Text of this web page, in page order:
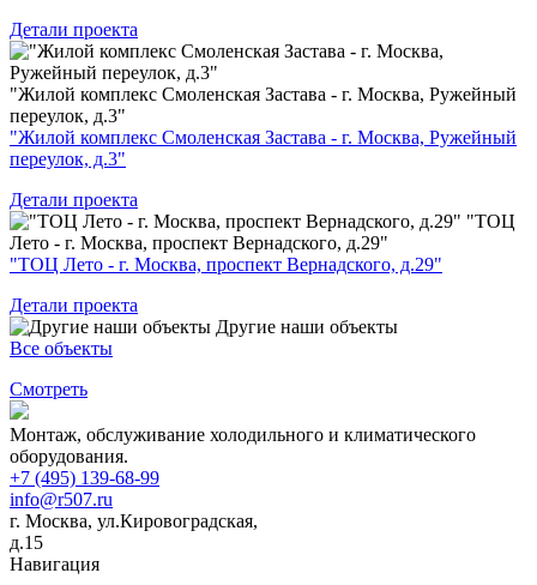
Детали проекта
"Жилой комплекс Смоленская Застава - г. Москва, Ружейный
переулок, д.3"
"Жилой комплекс Смоленская Застава - г. Москва, Ружейный
переулок, д.3"
Детали проекта
"ТОЦ
Лето - г. Москва, проспект Вернадского, д.29"
"ТОЦ Лето - г. Москва, проспект Вернадского, д.29"
Детали проекта
Другие наши объекты
Все объекты
Смотреть
Монтаж, обслуживание холодильного и климатического
оборудования.
+7 (495) 139-68-99
info@r507.ru
г. Москва, ул.Кировоградская,
д.15
Навигация